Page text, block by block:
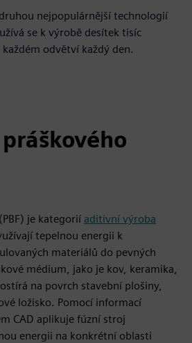
nejpopulárnější technologií
se k výrobě desítek tisíc
odvětví každý den.
je kategorií aditivní výroba
tepelnou energii k
materiálů do pevných
médium, jako je kov, keramika,
na povrch stavební plošiny,
ložisko. Pomocí informací
CAD aplikuje fúzní stroj
energii na konkrétní oblasti